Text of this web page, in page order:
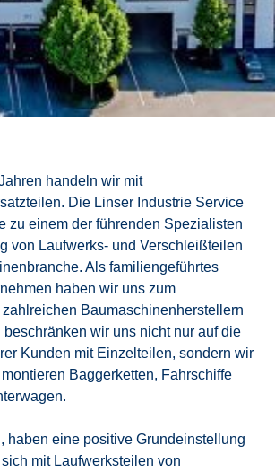
handeln wir mit
Die Linser Industrie Service
zu einem der führenden Spezialisten
von Laufwerks- und Verschleißteilen
Als familiengeführtes
haben wir uns zum
zahlreichen Baumaschinenherstellern
wir uns nicht nur auf die
Kunden mit Einzelteilen, sondern wir
Baggerketten, Fahrschiffe
haben eine positive Grundeinstellung
mit Laufwerksteilen von